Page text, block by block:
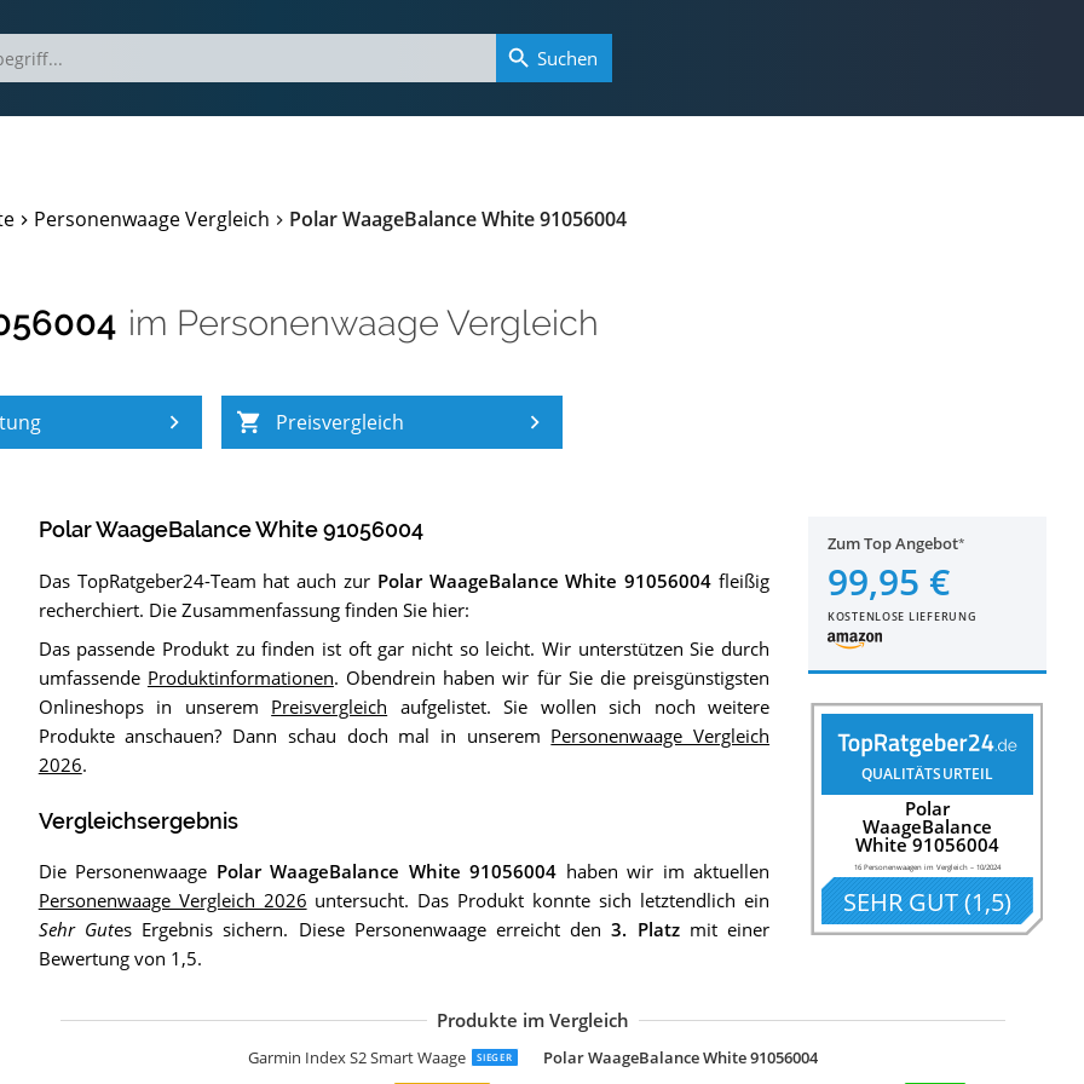
Personenwaage Vergleich Polar WaageBalance White 91056004
im Personenwaage Vergleich
Preisvergleich
Zum Top Angebot
99,95 €
KOSTENLOSE LIEFERUNG
QUALITÄTSURTEIL
Polar
WaageBalance
White 91056004
16 Personenwaagen im Vergleich– 10/2024
SEHR GUT(1,5)
Polar WaageBalance White 91056004
Das TopRatgeber24-Team hat auch zur Polar WaageBalance White 91056004 fleißig
recherchiert. Die Zusammenfassung finden Sie hier:
Das passende Produkt zu finden ist oft gar nicht so leicht. Wir unterstützen Sie durch
umfassende Produktinformationen. Obendrein haben wir für Sie die preisgünstigsten
Onlineshops in unserem Preisvergleich aufgelistet. Sie wollen sich noch weitere
Produkte anschauen? Dann schau doch mal in unserem Personenwaage Vergleich
2026.
Vergleichsergebnis
Die Personenwaage Polar WaageBalance White 91056004 haben wir im aktuellen
Personenwaage Vergleich 2026 untersucht. Das Produkt konnte sich letztendlich ein
Sehr Gutes Ergebnis sichern. Diese Personenwaage erreicht den3. Platzmit einer
Bewertung von 1,5.
Produkte im Vergleich
Garmin Index S2 Smart Waage SIEGER
Polar WaageBalance White 91056004
Withings Nokia Body Cardio
Eufy Smart Personenwaage mit Bluetooth 4.0
Caso BS1 Design Personenwaage
Soehnle Körperanalysewaage Shape Sense Connect 200
Caso Body Energy Design Personenwaage
Medisana BS 444 connect digitale Körperanalysewaage 180 kg
CSL-Computer MyBeo Große Glaskörperwaage Digital
Coulax Körperfettwaage mit App Smart Bluetooth Digitale Personenwaage
PICOOC S1 Pro Körperfettwaage Bluetooth
Beurer GS 39 Glaswaage mit Sprachfunktion
Beurer GS 235 Glaswaage Digitale Personenwaage
Suchen